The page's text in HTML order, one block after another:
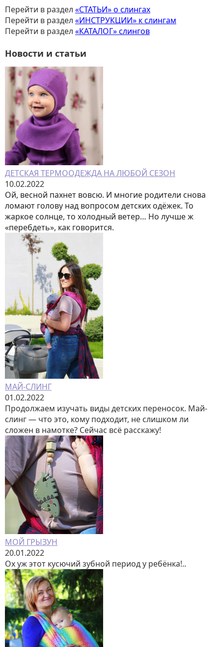
Перейти в раздел «СТАТЬИ» о слингах
Перейти в раздел «ИНСТРУКЦИИ» к слингам
Перейти в раздел «КАТАЛОГ» слингов
Новости и статьи
ДЕТСКАЯ ТЕРМООДЕЖДА НА ЛЮБОЙ СЕЗОН
10.02.2022
Ой, весной пахнет вовсю. И многие родители снова
ломают голову над вопросом детских одёжек. То
жаркое солнце, то холодный ветер… Но лучше ж
«перебдеть», как говорится.
МАЙ-СЛИНГ
01.02.2022
Продолжаем изучать виды детских переносок. Май-
слинг — что это, кому подходит, не слишком ли
сложен в намотке? Сейчас всё расскажу!
МОЙ ГРЫЗУН
20.01.2022
Ох уж этот кусючий зубной период у ребёнка!..